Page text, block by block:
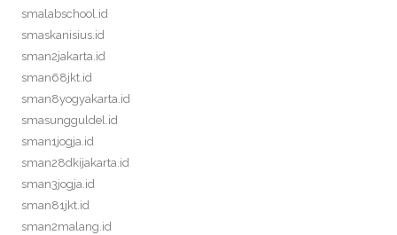
smalabschool.id
smaskanisius.id
sman2jakarta.id
sman68jkt.id
sman8yogyakarta.id
smasungguldel.id
sman1jogja.id
sman28dkijakarta.id
sman3jogja.id
sman81jkt.id
sman2malang.id